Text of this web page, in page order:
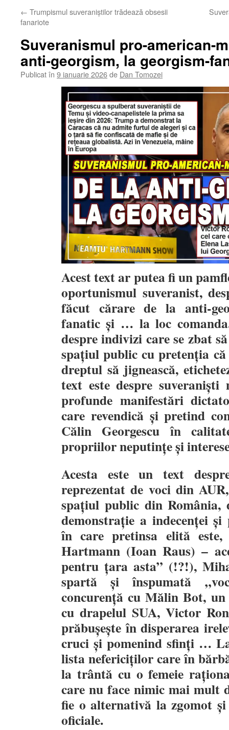
← Trumpismul suveraniștilor trădează obsesii
fanariote
Suveranismul pro-american-
anti-georgism, la georgism-
Publicat în 9 ianuarie 2026de Dan Tomozei
Acest text ar putea fi un
oportunismul suveranist,
făcut cărare de la anti-
fanatic și … la loc
despre indivizi care se zbat
spațiul public cu pretenția
dreptul să jignească,
text este despre
profunde manifestări
care revendică și pretind
Călin Georgescu în
propriilor neputințe și
Acesta este un text
reprezentat de voci din
spațiul public din
demonstrație a indecenței
în care pretinsa elită
Hartmann (Ioan Raus) –
pentru țara asta” (!?!),
spartă și înspumată
concurență cu Mălin Bot,
cu drapelul SUA, Victor
prăbușește în disperarea
cruci și pomenind sfinți …
lista nefericiților care în
la trântă cu o femeie
care nu face nimic mai mult
fie o alternativă la zgomot
oficiale.